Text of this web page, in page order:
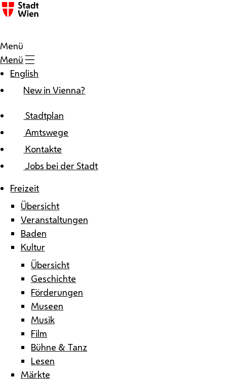
Zum Inhalt
Menü
Menü
English
New in Vienna?
Stadtplan
Amtswege
Kontakte
Jobs bei der Stadt
Freizeit
Übersicht
Veranstaltungen
Baden
Kultur
Übersicht
Geschichte
Förderungen
Museen
Musik
Film
Bühne & Tanz
Lesen
Märkte